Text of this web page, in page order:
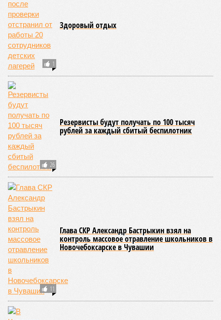
1
Здоровый отдых
26
Резервисты будут получать по 100 тысяч
рублей за каждый сбитый беспилотник
11
Глава СКР Александр Бастрыкин взял на
контроль массовое отравление школьников в
Новочебоксарске в Чувашии